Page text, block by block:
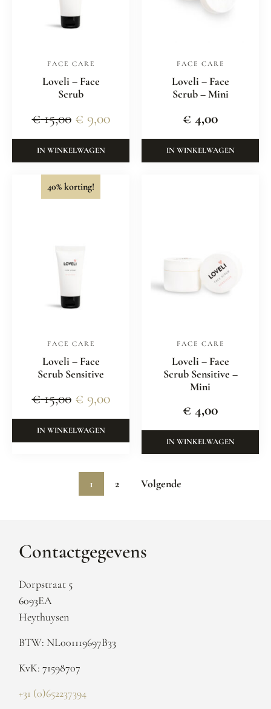
FACE CARE
Loveli – Face
Scrub
€15,00 € 9,00
IN WINKELWAGEN
FACE CARE
Loveli – Face
Scrub – Mini
€ 4,00
IN WINKELWAGEN
40% korting!
FACE CARE
Loveli – Face
Scrub Sensitive
€15,00 € 9,00
IN WINKELWAGEN
FACE CARE
Loveli – Face
Scrub Sensitive –
Mini
€ 4,00
IN WINKELWAGEN
1 2 Volgende
Contactgegevens
Dorpstraat 5
6093EA
Heythuysen
BTW: NL001119697B33
KvK: 71598707
+31 (0)652237394